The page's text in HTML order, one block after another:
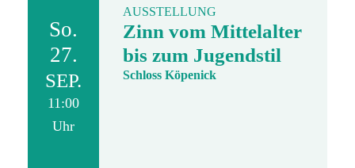
So.
27.
SEP.
11:00
Uhr
AUSSTELLUNG
Zinn vom Mittelalter
bis zum Jugendstil
Schloss Köpenick